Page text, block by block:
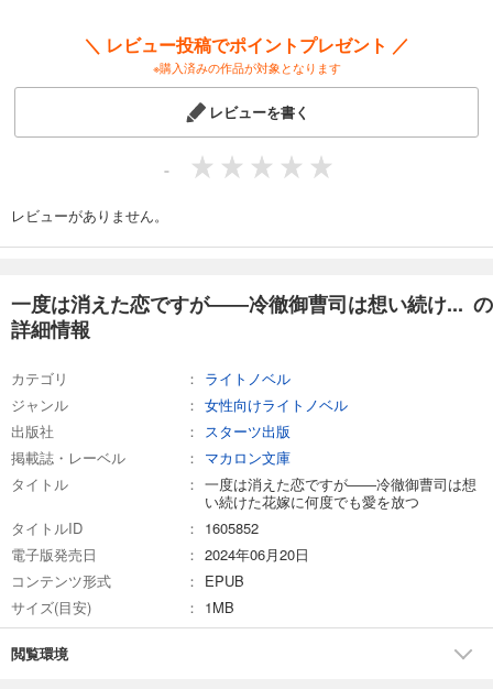
＼ レビュー投稿でポイントプレゼント ／
※購入済みの作品が対象となります
レビューを書く
-
レビューがありません。
一度は消えた恋ですが――冷徹御曹司は想い続け... の
詳細情報
カテゴリ
ライトノベル
ジャンル
女性向けライトノベル
出版社
スターツ出版
掲載誌・レーベル
マカロン文庫
タイトル
一度は消えた恋ですが――冷徹御曹司は想
い続けた花嫁に何度でも愛を放つ
タイトルID
1605852
電子版発売日
2024年06月20日
コンテンツ形式
EPUB
サイズ(目安)
1MB
閲覧環境